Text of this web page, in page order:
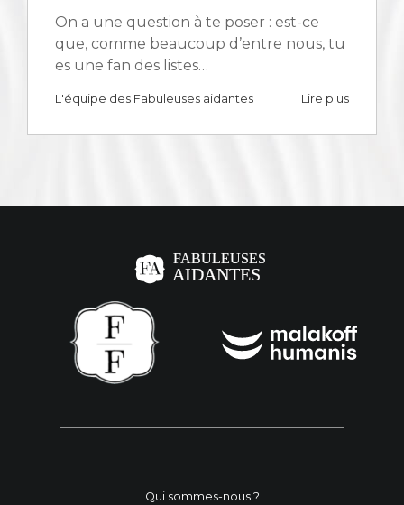
On a une question à te poser : est-ce
que, comme beaucoup d’entre nous, tu
es une fan des listes…
L'équipe des Fabuleuses aidantes Lire plus
Qui sommes-nous ?